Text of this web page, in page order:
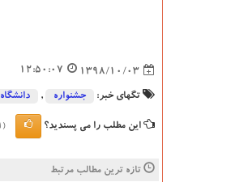
1398/10/03
12:50:07
تگهای خبر: جشنواره , دانشگاه‌
این مطلب را می پسندید؟ (1)
تازه ترین مطالب مرتبط